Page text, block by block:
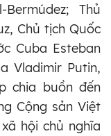
Thủ
Chủ tịch Quốc
Cuba Esteban
Vladimir Putin,
chia buồn đến
Cộng sản Việt
hội chủ nghĩa